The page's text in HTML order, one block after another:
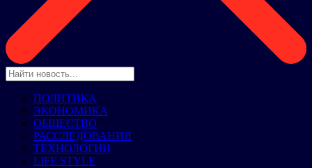
ПОЛИТИКА
ЭКОНОМИКА
ОБЩЕСТВО
РАССЛЕДОВАНИЯ
ТЕХНОЛОГИИ
LIFE STYLE